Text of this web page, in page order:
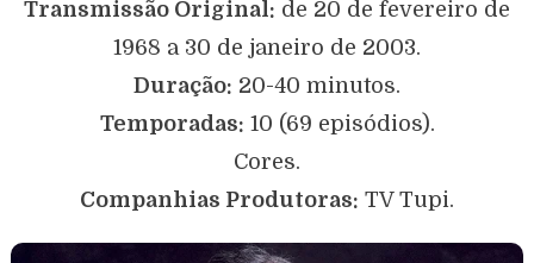
Transmissão Original: de 20 de fevereiro de
1968 a 30 de janeiro de 2003.
Duração: 20-40 minutos.
Temporadas: 10 (69 episódios).
Cores.
Companhias Produtoras: TV Tupi.